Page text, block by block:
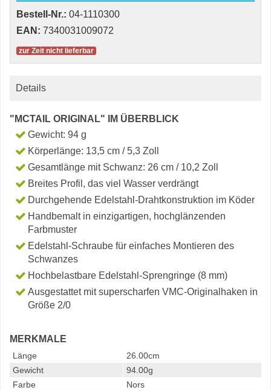
Bestell-Nr.: 04-1110300
EAN: 7340031009072
zur Zeit nicht lieferbar
Details
"MCTAIL ORIGINAL" IM ÜBERBLICK
Gewicht: 94 g
Körperlänge: 13,5 cm / 5,3 Zoll
Gesamtlänge mit Schwanz: 26 cm / 10,2 Zoll
Breites Profil, das viel Wasser verdrängt
Durchgehende Edelstahl-Drahtkonstruktion im Köder
Handbemalt in einzigartigen, hochglänzenden
Farbmuster
Edelstahl-Schraube für einfaches Montieren des
Schwanzes
Hochbelastbare Edelstahl-Sprengringe (8 mm)
Ausgestattet mit superscharfen VMC-Originalhaken in
Größe 2/0
MERKMALE
Länge
26.00cm
Gewicht
94.00g
Farbe
Nors